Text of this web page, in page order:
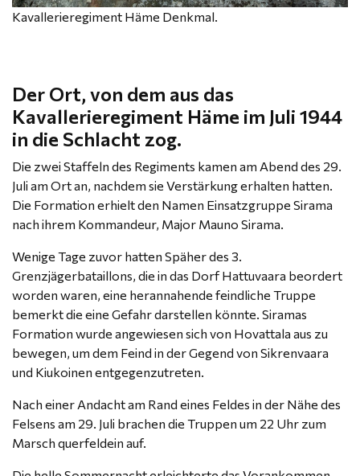
Kavallerieregiment Häme Denkmal.
Der Ort, von dem aus das
Kavallerieregiment Häme im Juli 1944
in die Schlacht zog.
Die zwei Staffeln des Regiments kamen am Abend des 29.
Juli am Ort an, nachdem sie Verstärkung erhalten hatten.
Die Formation erhielt den Namen Einsatzgruppe Sirama
nach ihrem Kommandeur, Major Mauno Sirama.
Wenige Tage zuvor hatten Späher des 3.
Grenzjägerbataillons, die in das Dorf Hattuvaara beordert
worden waren, eine herannahende feindliche Truppe
bemerkt die eine Gefahr darstellen könnte. Siramas
Formation wurde angewiesen sich von Hovattala aus zu
bewegen, um dem Feind in der Gegend von Sikrenvaara
und Kiukoinen entgegenzutreten.
Nach einer Andacht am Rand eines Feldes in der Nähe des
Felsens am 29. Juli brachen die Truppen um 22 Uhr zum
Marsch querfeldein auf.